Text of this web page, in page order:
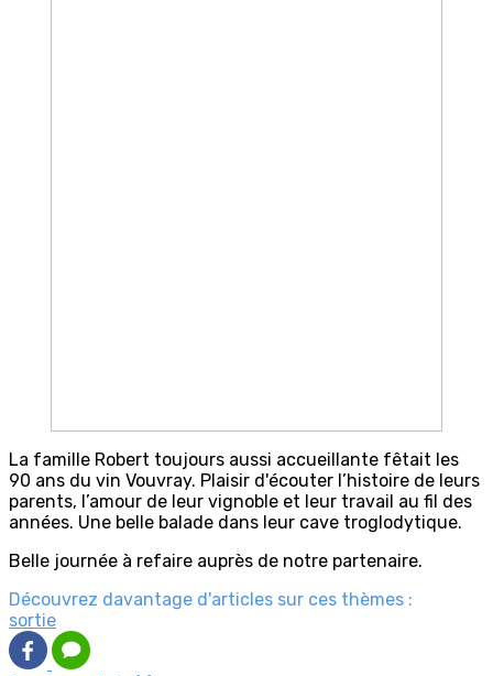
La famille Robert toujours aussi accueillante fêtait les
90 ans du vin Vouvray. Plaisir d'écouter l’histoire de leurs
parents, l’amour de leur vignoble et leur travail au fil des
années. Une belle balade dans leur cave troglodytique.
Belle journée à refaire auprès de notre partenaire.
Découvrez davantage d'articles sur ces thèmes :
sortie